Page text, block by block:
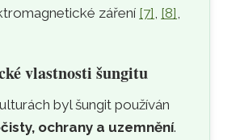
záření [7], [8],
vlastnosti šungitu
byl šungit používán
ochrany a uzemnění.